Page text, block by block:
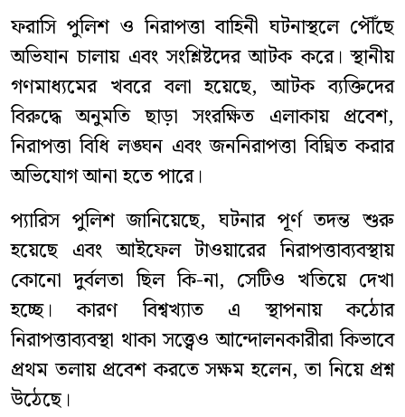
ফরাসি পুলিশ ও নিরাপত্তা বাহিনী ঘটনাস্থলে পৌঁছে
অভিযান চালায় এবং সংশ্লিষ্টদের আটক করে। স্থানীয়
গণমাধ্যমের খবরে বলা হয়েছে, আটক ব্যক্তিদের
বিরুদ্ধে অনুমতি ছাড়া সংরক্ষিত এলাকায় প্রবেশ,
নিরাপত্তা বিধি লঙ্ঘন এবং জননিরাপত্তা বিঘ্নিত করার
অভিযোগ আনা হতে পারে।
প্যারিস পুলিশ জানিয়েছে, ঘটনার পূর্ণ তদন্ত শুরু
হয়েছে এবং আইফেল টাওয়ারের নিরাপত্তাব্যবস্থায়
কোনো দুর্বলতা ছিল কি-না, সেটিও খতিয়ে দেখা
হচ্ছে। কারণ বিশ্বখ্যাত এ স্থাপনায় কঠোর
নিরাপত্তাব্যবস্থা থাকা সত্ত্বেও আন্দোলনকারীরা কিভাবে
প্রথম তলায় প্রবেশ করতে সক্ষম হলেন, তা নিয়ে প্রশ্ন
উঠেছে।